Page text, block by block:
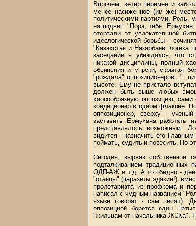
Впрочем, ветер перемен и
менее насиженное (им же)
политическими партиями. Роль,
на подвиг: "Пора, тебе,
оторвали от увлекательной
идеологической борьбы -
"Казахстан и Назарбаев:
заседании я убеждался, что
никакой дисциплины, полный
обвинения и упреки, скрытая
"рождала" оппозиционеров…";
высоте. Ему не пристало
должен быть выше любых
хаосообразную оппозицию,
кондиционер в одном флаконе.
оппозиционер, сверху -
заставить Ермухана работать
представлялось возможным.
видится - назначить его
поймать, судить и повесить. Но
Сегодня, вырвав собственное
подталкиванием
ОДП-АЖ и т.д. А то обидно -
"отанцы" (паразиты эдакие!),
пролетариата из профкома и
написал с чудным названием
языки говорят - сам писал).
оппозицией борется один
"жильцам от начальника ЖЭКа".